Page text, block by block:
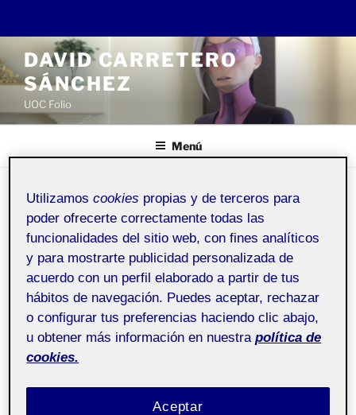
al
contenido
DAVID CARRETERO
SÁNCHEZ
UOC Folio
Menú
ACTIFOLIO:INTRODUCCIÓN
PRESENTACIÓN DE FOLIO Y EL ÁGORA
Introducción Presentación de Folio y el Ágora
PUBLICADO
EL
21 NOVIEMBRE, 2021
LOS LUNES AL SOL
de herramientas
fotografía e
imagen
Utilizamoscookies propias y de terceros para
poder ofrecerte correctamente todas las
funcionalidades del sitio web, con fines analíticos
y para mostrarte publicidad personalizada de
acuerdo con un perfil elaborado a partir de tus
hábitos de navegación. Puedes aceptar, rechazar
o configurar tus preferencias haciendo clic abajo,
u obtener más información en nuestra política de
cookies.
Aceptar